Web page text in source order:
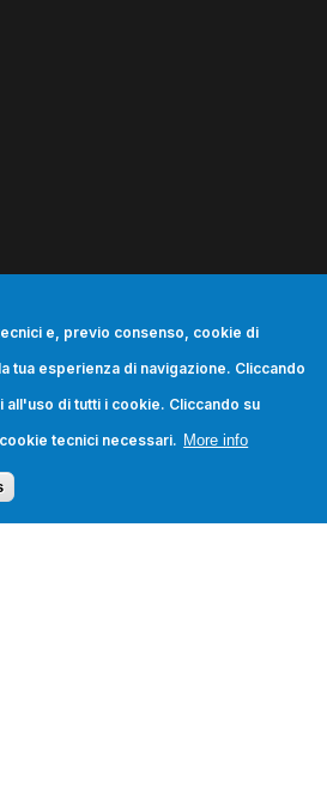
e, previo consenso, cookie di
tua esperienza di navigazione. Cliccando
all'uso di tutti i cookie. Cliccando su
tecnici necessari. More info